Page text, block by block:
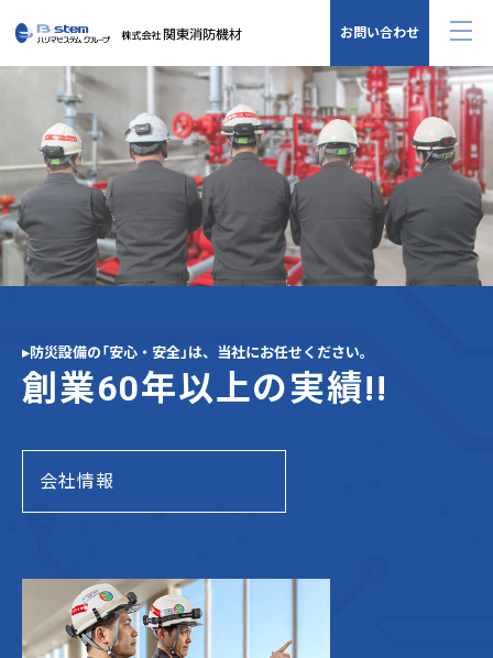
お問い合わせ
▸防災設備の「安心・安全」は、当社にお任せください。
創業60年以上の実績!!
会社情報